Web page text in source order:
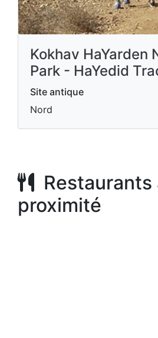
Kokhav HaYarden
Park - HaYedid
Site antique
Nord
Restaurants
proximité